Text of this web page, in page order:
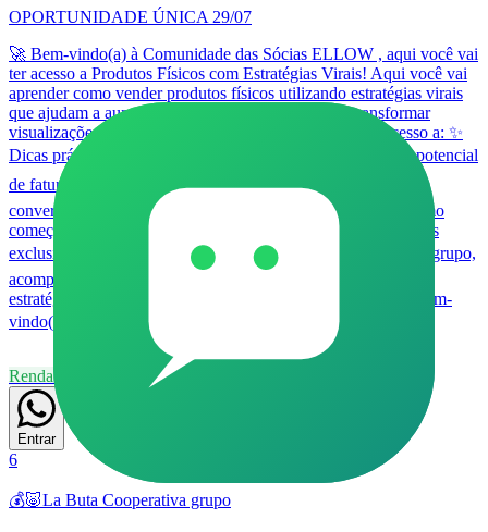
OPORTUNIDADE ÚNICA 29/07
🚀 Bem-vindo(a) à Comunidade das Sócias ELLOW , aqui você vai
ter acesso a Produtos Físicos com Estratégias Virais! Aqui você vai
aprender como vender produtos físicos utilizando estratégias virais
que ajudam a aumentar o alcance, atrair clientes e transformar
visualizações em vendas. Nesta comunidade você terá acesso a: ✨
Dicas práticas de vendas; 📦 Produtos com alta demanda e potencial
de faturamento; 📈 Estratégias de marketing e conteúdo que
convertem; 🎯 Técnicas para vender pelas redes sociais, mesmo
começando do zero; 🔥 Novidades, oportunidades e conteúdos
exclusivos. 📅 Aula ao vivo: 29/07 🕗 Horário: 20h Fique no grupo,
acompanhe todas as atualizações e prepare-se para aprender
estratégias que podem impulsionar suas vendas. Seja muito bem-
vindo(a)! 🚀💰
Renda Extra Grupo
Entrar
6
💰🐷La Buta Cooperativa grupo